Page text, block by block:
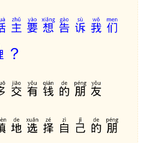
主要想告诉我们
？
交有钱的朋友
地选择自己的朋